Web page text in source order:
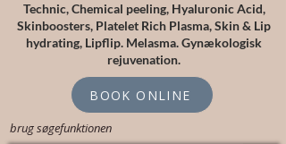
Technic, Chemical peeling, Hyaluronic Acid,
Skinboosters, Platelet Rich Plasma, Skin & Lip
hydrating, Lipflip. Melasma. Gynækologisk
rejuvenation.
brug søgefunktionen
BOOK ONLINE